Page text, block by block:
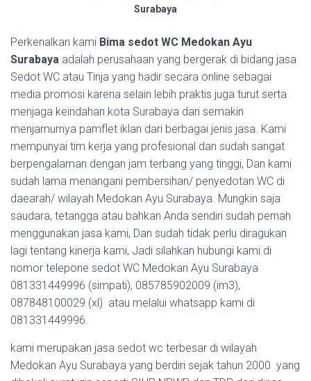
Surabaya
Perkenalkan kami Bima sedot WC Medokan Ayu
Surabaya adalah perusahaan yang bergerak di bidang jasa
Sedot WC atau Tinja yang hadir secara online sebagai
media promosi karena selain lebih praktis juga turut serta
menjaga keindahan kota Surabaya dari semakin
menjamurnya pamflet iklan dari berbagai jenis jasa. Kami
mempunyai tim kerja yang profesional dan sudah sangat
berpengalaman dengan jam terbang yang tinggi, Dan kami
sudah lama menangani pembersihan/ penyedotan WC di
daearah/ wilayah Medokan Ayu Surabaya. Mungkin saja
saudara, tetangga atau bahkan Anda sendiri sudah pernah
menggunakan jasa kami, Dan sudah tidak perlu diragukan
lagi tentang kinerja kami, Jadi silahkan hubungi kami di
nomor telepone sedot WC Medokan Ayu Surabaya
081331449996 (simpati), 085785902009 (im3),
087848100029 (xl) atau melalui whatsapp kami di
081331449996.
kami merupakan jasa sedot wc terbesar di wilayah
Medokan Ayu Surabaya yang berdiri sejak tahun 2000 yang